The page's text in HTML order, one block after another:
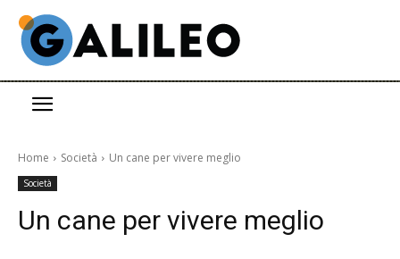
Home Società Un cane per vivere meglio
Società
Un cane per vivere meglio